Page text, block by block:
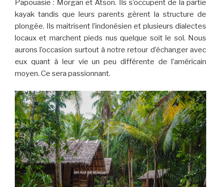
Papouasie : Morgan et Atson. Ils s’occupent de la partie
kayak tandis que leurs parents gèrent la structure de
plongée. Ils maitrisent l’indonésien et plusieurs dialectes
locaux et marchent pieds nus quelque soit le sol. Nous
aurons l’occasion surtout à notre retour d’échanger avec
eux quant à leur vie un peu différente de l’américain
moyen. Ce sera passionnant.